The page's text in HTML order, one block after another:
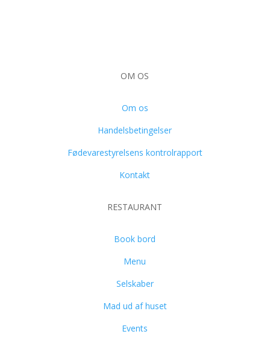
OM OS
Om os
Handelsbetingelser
Fødevarestyrelsens kontrolrapport
Kontakt
RESTAURANT
Book bord
Menu
Selskaber
Mad ud af huset
Events